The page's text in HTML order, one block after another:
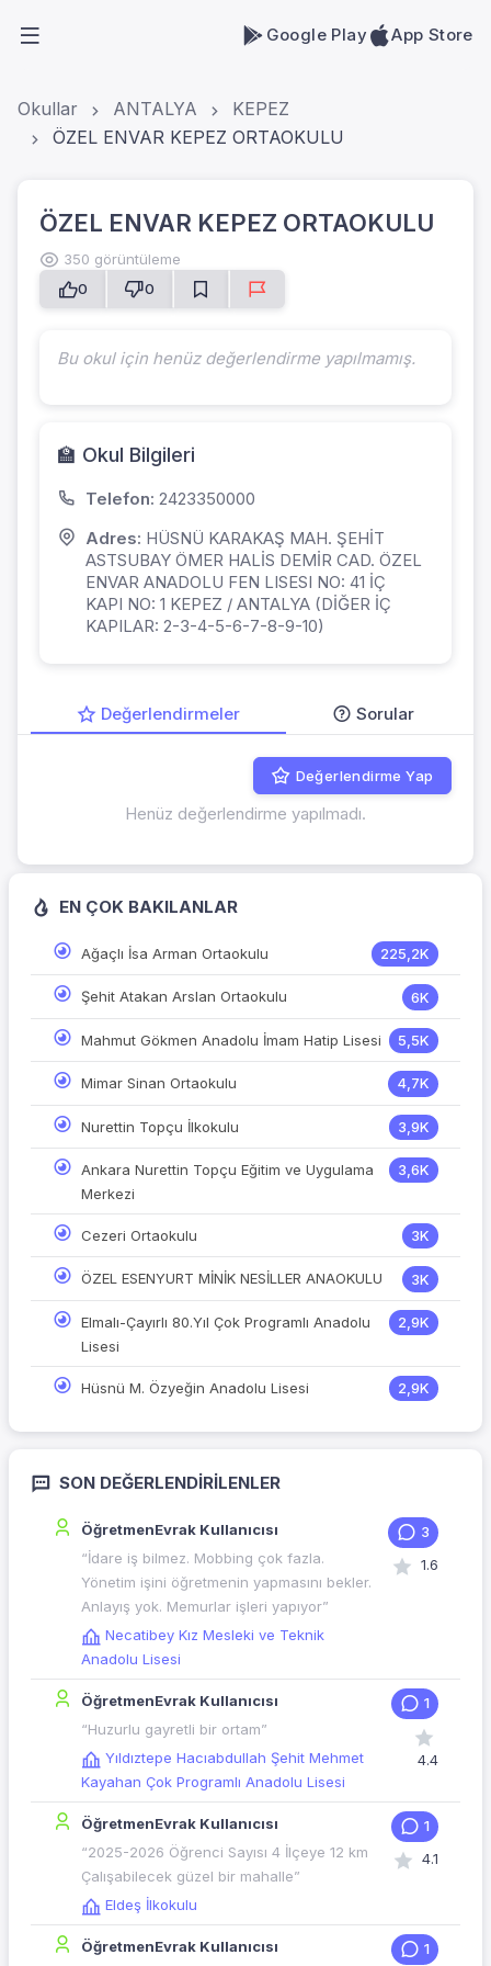
Google Play App Store
Okullar ANTALYA
KEPEZ
ÖZEL ENVAR KEPEZ ORTAOKULU
ÖZEL ENVAR KEPEZ ORTAOKULU
350 görüntüleme
0
0
Bu okul için henüz değerlendirme yapılmamış.
🏫 Okul Bilgileri
Telefon: 2423350000
Adres: HÜSNÜ KARAKAŞ MAH. ŞEHİT
ASTSUBAY ÖMER HALİS DEMİR CAD. ÖZEL
ENVAR ANADOLU FEN LISESI NO: 41 İÇ
KAPI NO: 1 KEPEZ / ANTALYA (DİĞER İÇ
KAPILAR: 2-3-4-5-6-7-8-9-10)
Değerlendirmeler Sorular
Değerlendirme Yap
Henüz değerlendirme yapılmadı.
EN ÇOK BAKILANLAR
Ağaçlı İsa Arman Ortaokulu 225,2K
Şehit Atakan Arslan Ortaokulu 6K
Mahmut Gökmen Anadolu İmam Hatip Lisesi 5,5K
Mimar Sinan Ortaokulu 4,7K
Nurettin Topçu İlkokulu 3,9K
Ankara Nurettin Topçu Eğitim ve Uygulama
Merkezi
3,6K
Cezeri Ortaokulu 3K
ÖZEL ESENYURT MİNİK NESİLLER ANAOKULU 3K
Elmalı-Çayırlı 80.Yıl Çok Programlı Anadolu
Lisesi
2,9K
Hüsnü M. Özyeğin Anadolu Lisesi 2,9K
SON DEĞERLENDIRILENLER
ÖğretmenEvrak Kullanıcısı
“İdare iş bilmez. Mobbing çok fazla.
Yönetim işini öğretmenin yapmasını bekler.
Anlayış yok. Memurlar işleri yapıyor”
Necatibey Kız Mesleki ve Teknik
Anadolu Lisesi
3
1.6
ÖğretmenEvrak Kullanıcısı
“Huzurlu gayretli bir ortam”
Yıldıztepe Hacıabdullah Şehit Mehmet
Kayahan Çok Programlı Anadolu Lisesi
1
4.4
ÖğretmenEvrak Kullanıcısı
“2025-2026 Öğrenci Sayısı 4 İlçeye 12 km
Çalışabilecek güzel bir mahalle”
Eldeş İlkokulu
1
4.1
ÖğretmenEvrak Kullanıcısı 1